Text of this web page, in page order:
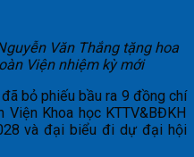
Văn Thắng tặng hoa
Viện nhiệm kỳ mới
bỏ phiếu bầu ra 9 đồng chí
Viện Khoa học KTTV&BĐKH
và đại biểu đi dự đại hội